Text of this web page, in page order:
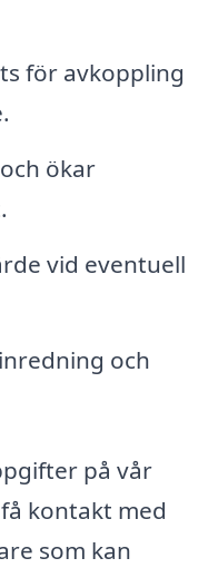
för avkoppling
ökar
vid eventuell
och
på vår
kontakt med
som kan